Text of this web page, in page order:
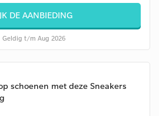
DE AANBIEDING
Geldig t/m Aug 2026
schoenen met deze Sneakers